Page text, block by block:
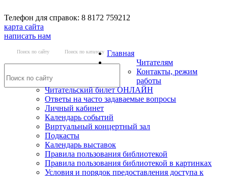
Телефон для справок: 8 8172 759212
карта сайта
написать нам
Поиск по сайту Поиск по каталогу Главная
Читателям
Контакты, режим
работы
Читательский билет ОНЛАЙН
Ответы на часто задаваемые вопросы
Личный кабинет
Календарь событий
Виртуальный концертный зал
Подкасты
Календарь выставок
Правила пользования библиотекой
Правила пользования библиотекой в картинках
Условия и порядок предоставления доступа к